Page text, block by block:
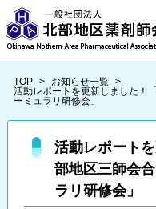
TOP > お知らせ一覧 >
活動レポートを更新しました！
ーミュラリ研修会」
活動レポート
部地区三師会
ラリ研修会」